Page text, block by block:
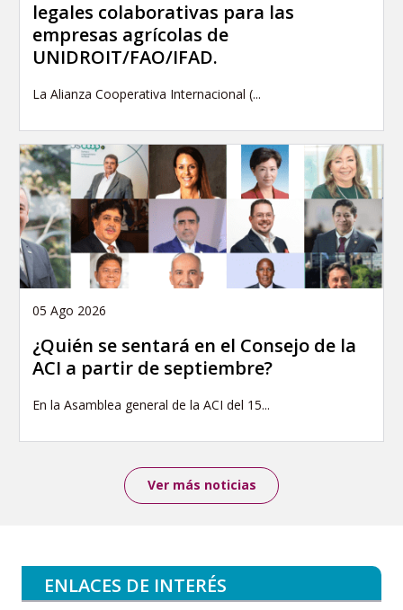
legales colaborativas para las
empresas agrícolas de
UNIDROIT/FAO/IFAD.
La Alianza Cooperativa Internacional (...
05 Ago 2026
¿Quién se sentará en el Consejo de la
ACI a partir de septiembre?
En la Asamblea general de la ACI del 15...
Ver más noticias
ENLACES DE INTERÉS